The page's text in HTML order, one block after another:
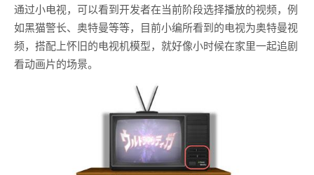
通过小电视，可以看到开发者在当前阶段选择播放的视频，例
如黑猫警长、奥特曼等等，目前小编所看到的电视为奥特曼视
频，搭配上怀旧的电视机模型，就好像小时候在家里一起追剧
看动画片的场景。